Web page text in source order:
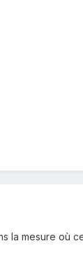
la mesure où